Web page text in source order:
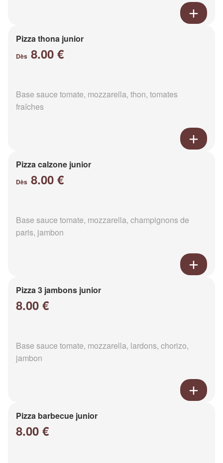
Pizza thona junior
Dès 8.00 €
Base sauce tomate, mozzarella, thon, tomates
fraîches
Pizza calzone junior
Dès 8.00 €
Base sauce tomate, mozzarella, champignons de
paris, jambon
Pizza 3 jambons junior
8.00 €
Base sauce tomate, mozzarella, lardons, chorizo,
jambon
Pizza barbecue junior
8.00 €